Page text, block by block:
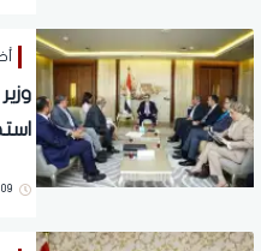
09 اغسطس 2026 | 12:37 مساءً